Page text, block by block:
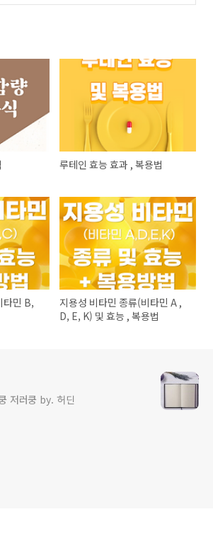
루테인 효능 효과 , 복용법
타민 B,
지용성 비타민 종류(비타민 A ,
D, E, K) 및 효능 , 복용법
저러쿵 by. 허딘